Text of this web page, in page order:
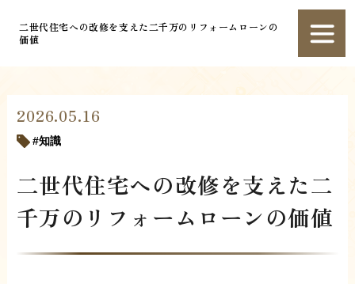
二世代住宅への改修を支えた二千万のリフォームローンの
価値
2026.05.16
知識
二世代住宅への改修を支えた二
千万のリフォームローンの価値